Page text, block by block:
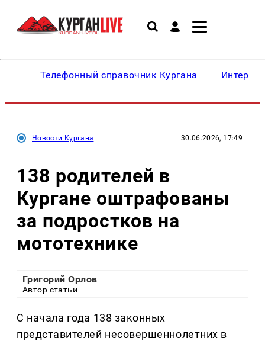
Телефонный справочник Кургана
Новости Кургана 30.06.2026, 17:49
138 родителей в
Кургане оштрафованы
за подростков на
мототехнике
Григорий Орлов
Автор статьи
С начала года 138 законных
представителей несовершеннолетних в